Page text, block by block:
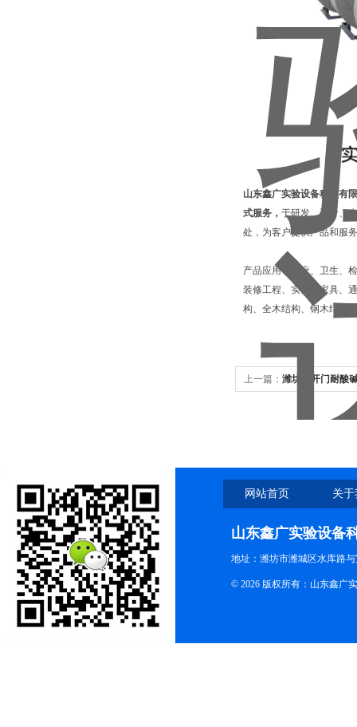
山东鑫广实验设备科技有
式服务， 于研发、设计、
处，为客户提供产品和服
产品应用于医疗、卫生、
装修工程、实验室家具、
构、全木结构、钢木结构
上一篇： 潍坊双开门耐酸
网站首页 关
山东鑫广实验设备
地址：潍坊市潍城区水库路
© 2026 版权所有：山东鑫广